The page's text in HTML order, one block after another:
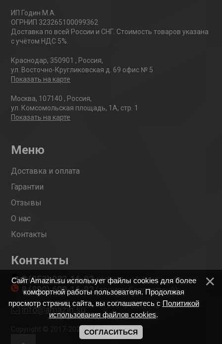
ИП Годин М.А.
ОГРНИП 323265100099362
Доставка по всей России и СНГ. Стоимость товаров указана
с учётом НДС 5%.
Краснодар, 350901 , Россия,
ул. Восточно-Кругликовская д. 69 офис № 5
Показать на карте
Москва, 107140 , Россия,
ул. Комсомольская площадь, 1А, стр. 1
Показать на карте
Меню
Доставка и оплата
Гарантии
Отзывы
О нас
Контакты
Контакты
8 (953) 083-16-92
8 (800) 600-16-92 (звонок бесплатный)
info@amazin.su
Copyright © 2017-2026 AMAZIN.SU
Сайт Amazin.su использует файлы cookies для более
комфортной работы пользователя. Продолжая
просмотр страниц сайта, вы соглашаетесь с Политикой
использования файлов cookies.
СОГЛАСИТЬСЯ